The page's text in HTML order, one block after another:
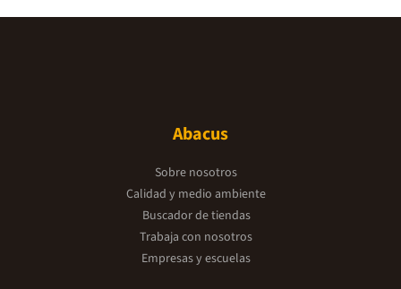
Abacus
Sobre nosotros
Calidad y medio ambiente
Buscador de tiendas
Trabaja con nosotros
Empresas y escuelas